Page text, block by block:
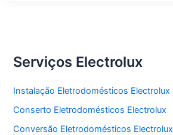
Serviços Electrolux
Instalação Eletrodomésticos Electrolux
Conserto Eletrodomésticos Electrolux
Conversão Eletrodomésticos Electrolux